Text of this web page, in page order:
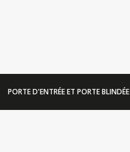
PORTE D'ENTRÉE ET PORTE BLINDÉE